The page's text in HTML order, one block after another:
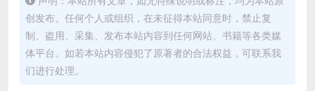
创发布。任何个人或组织，在未征得本站同意时，禁止复
制、盗用、采集、发布本站内容到任何网站、书籍等各类媒
体平台。如若本站内容侵犯了原著者的合法权益，可联系我
们进行处理。